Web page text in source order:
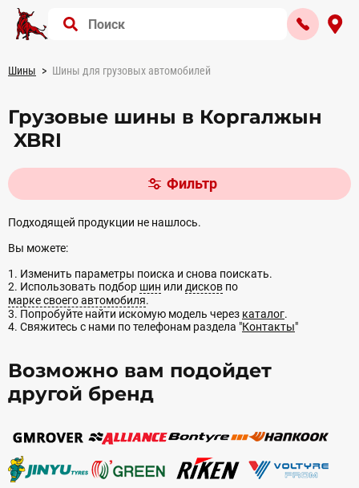
Шины Шины для грузовых автомобилей
Грузовые шины в Коргалжын
XBRI
Фильтр
Подходящей продукции не нашлось.
Вы можете:
1. Изменить параметры поиска и снова поискать.
2. Использовать подбор шин или дисков по
марке своего автомобиля.
3. Попробуйте найти искомую модель через каталог.
4. Свяжитесь с нами по телефонам раздела "Контакты"
Возможно вам подойдет
другой бренд